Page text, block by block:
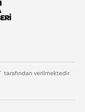
tarafından verilmektedir.